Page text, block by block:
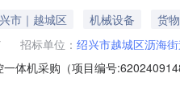
市｜越城区 机械设备
货物
招标单位： 绍兴市越城区沥海
体机采购（项目编号
二、采购单位信息采购单位名